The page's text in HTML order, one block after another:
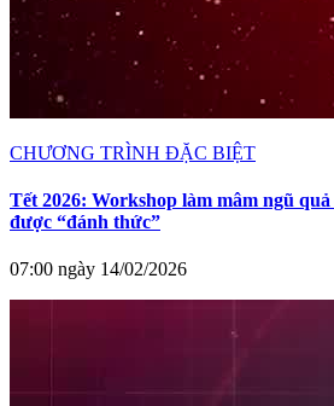
CHƯƠNG TRÌNH ĐẶC BIỆT
Tết 2026: Workshop làm mâm ngũ
được “đánh thức”
07:00 ngày 14/02/2026